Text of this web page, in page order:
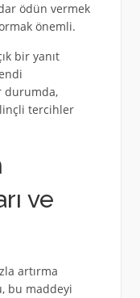
ödün vermek
önemli.
bir yanıt
durumda,
tercihler
ve
artırma
bu maddeyi